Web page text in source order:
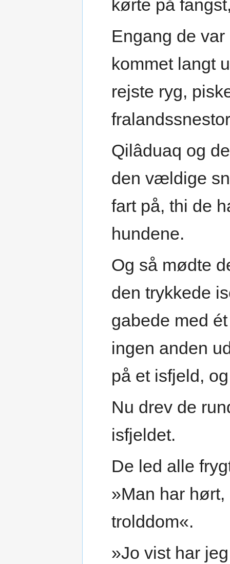
kørte på
Engang de
kommet langt
rejste ryg,
Qilâduaq og
den vældige
fart på, thi de
hundene.
Og så mødte
den trykkede
gabede med
ingen anden
på et isfjeld,
Nu drev de
isfjeldet.
De led alle
»Man har
trolddom«.
»Jo vist har